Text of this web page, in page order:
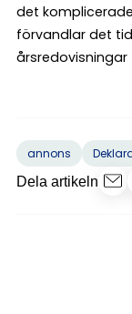
det
förvandlar det
annons
Dela artikeln